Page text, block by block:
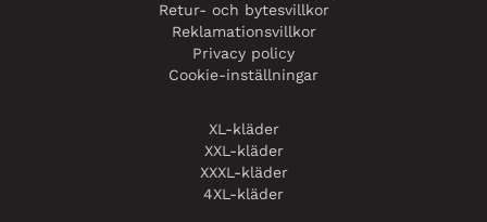
Retur- och bytesvillkor
Reklamationsvillkor
Privacy policy
Cookie-inställningar
XL-kläder
XXL-kläder
XXXL-kläder
4XL-kläder